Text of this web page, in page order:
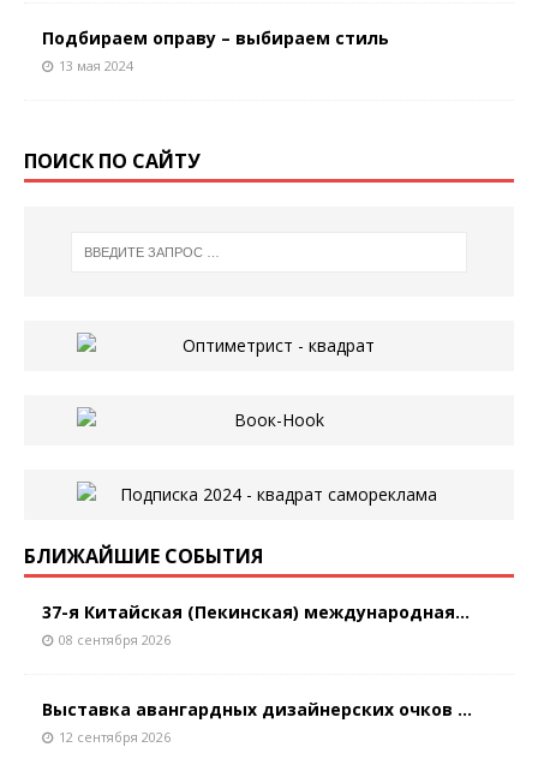
Подбираем оправу – выбираем стиль
13 мая 2024
ПОИСК ПО САЙТУ
БЛИЖАЙШИЕ СОБЫТИЯ
37-я Китайская (Пекинская) международная...
08 сентября 2026
Выставка авангардных дизайнерских очков ...
12 сентября 2026